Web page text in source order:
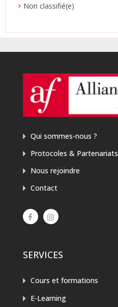
Non classifié(e)
Qui sommes-nous ?
Protocoles & Partenariats
Nous rejoindre
Contact
SERVICES
Cours et formations
E-Learning